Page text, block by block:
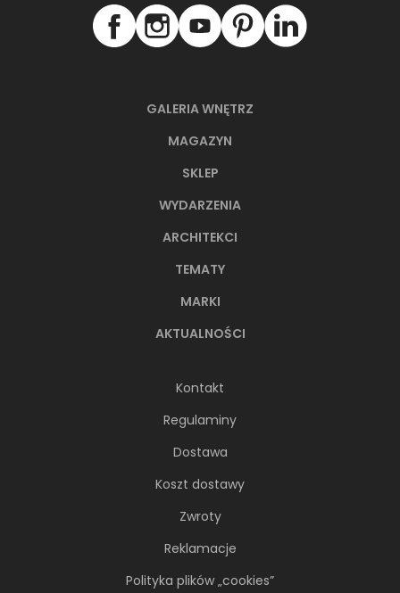
GALERIA WNĘTRZ
MAGAZYN
SKLEP
WYDARZENIA
ARCHITEKCI
TEMATY
MARKI
AKTUALNOŚCI
Kontakt
Regulaminy
Dostawa
Koszt dostawy
Zwroty
Reklamacje
Polityka plików „cookies”